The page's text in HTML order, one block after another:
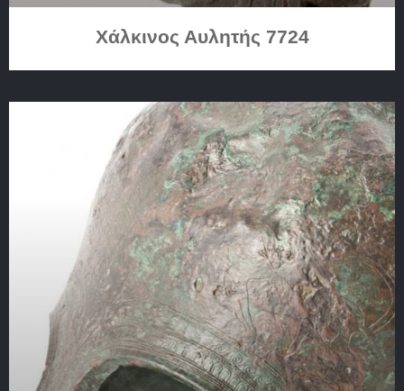
Χάλκινος Αυλητής 7724